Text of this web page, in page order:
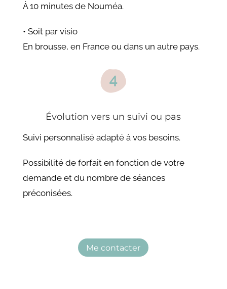
À 10 minutes de Nouméa.
• Soit par visio
En brousse, en France ou dans un autre pays.
Évolution vers un suivi ou pas
Suivi personnalisé adapté à vos besoins.
Possibilité de forfait en fonction de votre
demande et du nombre de séances
préconisées.
Me contacter